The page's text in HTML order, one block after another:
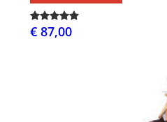
€ 87,00